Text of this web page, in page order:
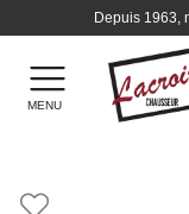
Depuis 1963,
MENU